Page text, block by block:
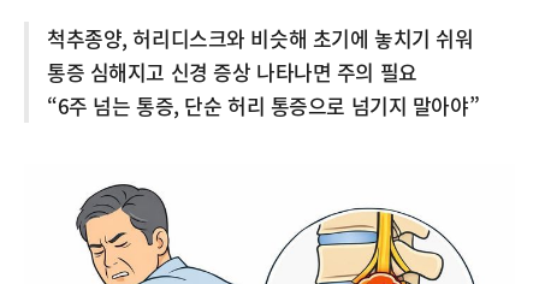
척추종양, 허리디스크와 비슷해 초기에 놓치기 쉬워
통증 심해지고 신경 증상 나타나면 주의 필요
“6주 넘는 통증, 단순 허리 통증으로 넘기지 말아야”